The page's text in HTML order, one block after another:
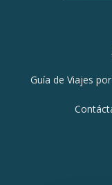
Guía de Viajes